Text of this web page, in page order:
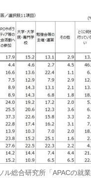
ル総合研究所「APACの就業